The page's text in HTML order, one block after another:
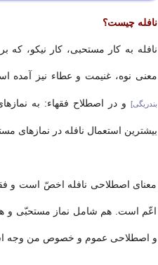
نافله چیست؟
نافله به كار مستحبی، كار نیكو،
معنی نوه، غنیمت و عطاء نیز آمده
بندریگی] و در اصطلاح فقهاء: به
بیشترین استعمال نافله در نمازهای
معنای اصطلاحی نافله اخصّ است و
اعّم است. هم شامل نماز مستحبّی و
و اصطلاحی عموم و خصوص من وجه